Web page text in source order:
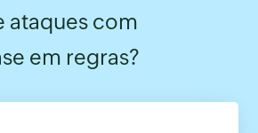
ataques com
em regras?